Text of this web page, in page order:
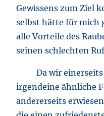
Gewissens zum Ziel
selbst hätte für mich
alle Vorteile des
seinen schlechten
Da wir
irgendeine ähnliche
andererseits